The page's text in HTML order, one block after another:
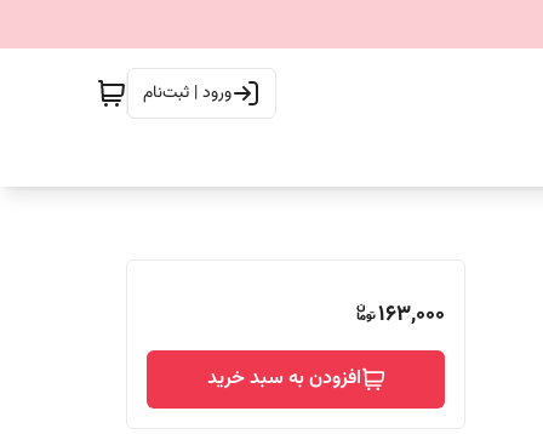
ورود | ثبت‌نام
163,000
افزودن به سبد خرید